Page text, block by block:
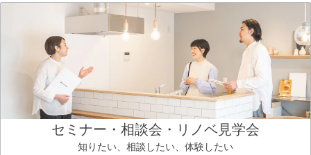
セミナー・相談会・リノベ見学会
知りたい、相談したい、体験したい